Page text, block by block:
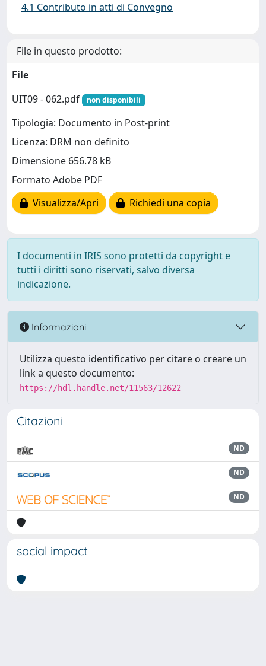
4.1 Contributo in atti di Convegno
File in questo prodotto:
File
UIT09 - 062.pdf
non disponibili
Tipologia: Documento in Post-print
Licenza: DRM non definito
Dimensione 656.78 kB
Formato Adobe PDF
Visualizza/Apri
Richiedi una copia
I documenti in IRIS sono protetti da copyright e
tutti i diritti sono riservati, salvo diversa
indicazione.
Informazioni
Utilizza questo identificativo per citare o creare un
link a questo documento:
https://hdl.handle.net/11563/12622
Citazioni
ND
ND
ND
social impact